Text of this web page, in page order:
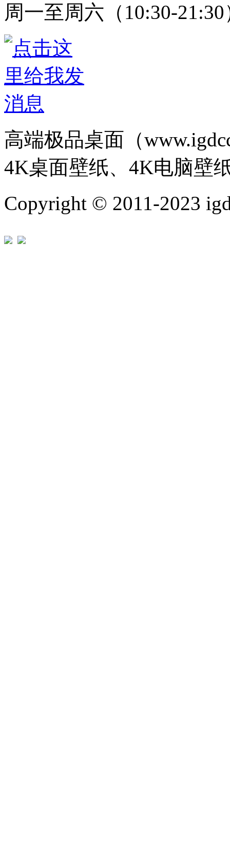
周一至周六（10:30-21:30
高端极品桌面（
4K桌面壁纸、4K电脑壁
Copyright © 2011-2023